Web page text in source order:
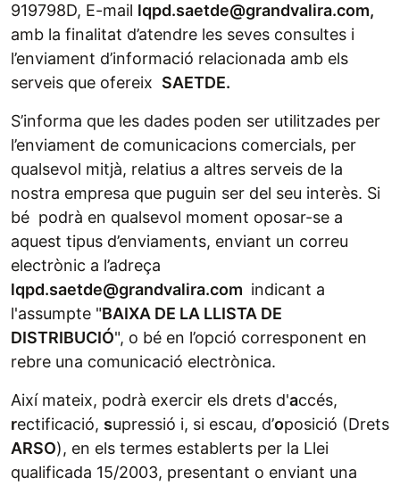
919798D, E-mail lqpd.saetde@grandvalira.com,
amb la finalitat d’atendre les seves consultes i
l’enviament d’informació relacionada amb els
serveis que ofereix SAETDE.
S’informa que les dades poden ser utilitzades per
l’enviament de comunicacions comercials, per
qualsevol mitjà, relatius a altres serveis de la
nostra empresa que puguin ser del seu interès. Si
bé podrà en qualsevol moment oposar-se a
aquest tipus d’enviaments, enviant un correu
electrònic a l’adreça
lqpd.saetde@grandvalira.com indicant a
l'assumpte "BAIXA DE LA LLISTA DE
DISTRIBUCIÓ", o bé en l’opció corresponent en
rebre una comunicació electrònica.
Així mateix, podrà exercir els drets d'accés,
rectificació, supressió i, si escau, d’oposició (Drets
ARSO), en els termes establerts per la Llei
qualificada 15/2003, presentant o enviant una